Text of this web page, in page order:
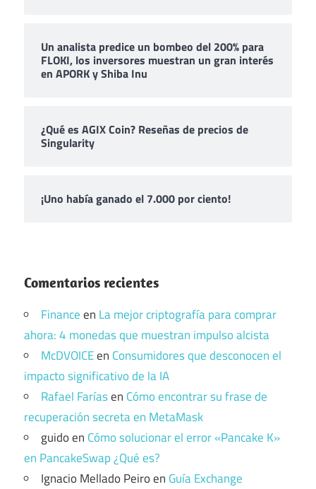
Un analista predice un bombeo del 200% para
FLOKI, los inversores muestran un gran interés
en APORK y Shiba Inu
¿Qué es AGIX Coin? Reseñas de precios de
Singularity
¡Uno había ganado el 7.000 por ciento!
Comentarios recientes
Financeen La mejor criptografía para comprar
ahora: 4 monedas que muestran impulso alcista
McDVOICEen Consumidores que desconocen el
impacto significativo de la IA
Rafael Faríasen Cómo encontrar su frase de
recuperación secreta en MetaMask
guidoen Cómo solucionar el error «Pancake K»
en PancakeSwap ¿Qué es?
Ignacio Mellado Peiroen Guía Exchange